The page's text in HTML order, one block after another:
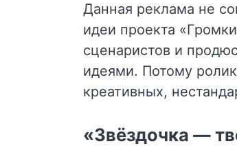
Данная реклама не
идеи проекта
сценаристов и
идеями. Потому
креативных,
«Звёздочка —